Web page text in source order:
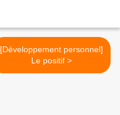
[Développement personnel]
Le positif >